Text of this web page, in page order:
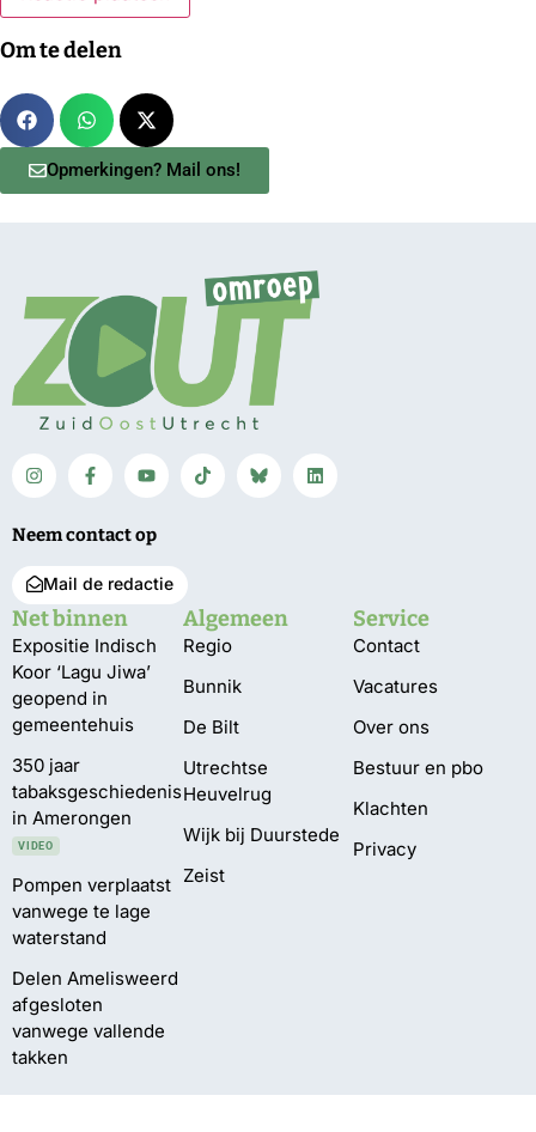
Om te delen
Opmerkingen? Mail ons!
Neem contact op
Mail de redactie
Net binnen
Expositie Indisch
Koor ‘Lagu Jiwa’
geopend in
gemeentehuis
350 jaar
tabaksgeschiedenis
in Amerongen
VIDEO
Pompen verplaatst
vanwege te lage
waterstand
Delen Amelisweerd
afgesloten
vanwege vallende
takken
Algemeen
Regio
Bunnik
De Bilt
Utrechtse
Heuvelrug
Wijk bij Duurstede
Zeist
Service
Contact
Vacatures
Over ons
Bestuur en pbo
Klachten
Privacy